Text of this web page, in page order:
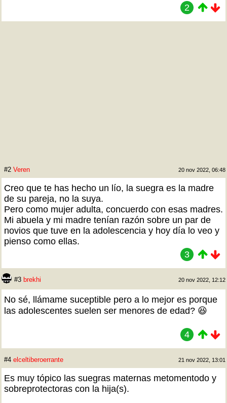
2
#2 Veren 20 nov 2022, 06:48
Creo que te has hecho un lío, la suegra es la madre
de su pareja, no la suya.
Pero como mujer adulta, concuerdo con esas madres.
Mi abuela y mi madre tenían razón sobre un par de
novios que tuve en la adolescencia y hoy día lo veo y
pienso como ellas.
3
#3 brekhi 20 nov 2022, 12:12
No sé, llámame suceptible pero a lo mejor es porque
las adolescentes suelen ser menores de edad? 😆
4
#4 elceltiberoerrante 21 nov 2022, 13:01
Es muy tópico las suegras maternas metomentodo y
sobreprotectoras con la hija(s).